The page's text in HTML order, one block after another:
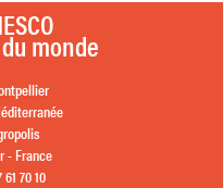
monde
- France
70 10